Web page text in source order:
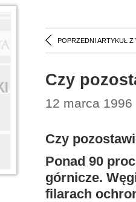
POPRZEDNI ARTYKUŁ Z
Czy
12 marca 1996
Czy
Ponad 90
górnicze.
filarach